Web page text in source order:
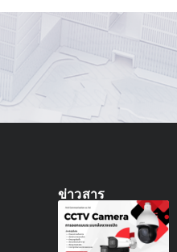
ข่าวสาร